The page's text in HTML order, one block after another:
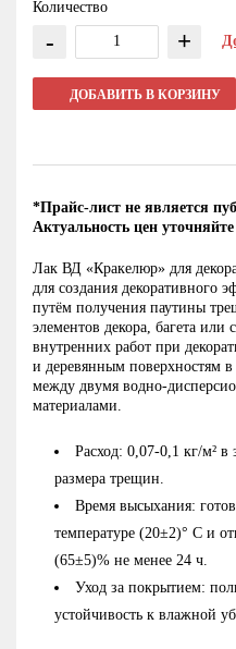
Количество
- +
ДОБАВИТЬ В КОРЗИНУ
*Прайс-лист не является
Актуальность цен
Лак ВД «Кракелюр» для
для создания декоративного
путём получения паутины
элементов декора, багета или
внутренних работ при
и деревянным поверхностям в
между двумя водно-
материалами.
Расход: 0,07-0,1 кг/м² в
размера трещин.
Время высыхания:
температуре (20±2)° С и
(65±5)% не менее 24 ч.
Уход за покрытием:
устойчивость к влажной